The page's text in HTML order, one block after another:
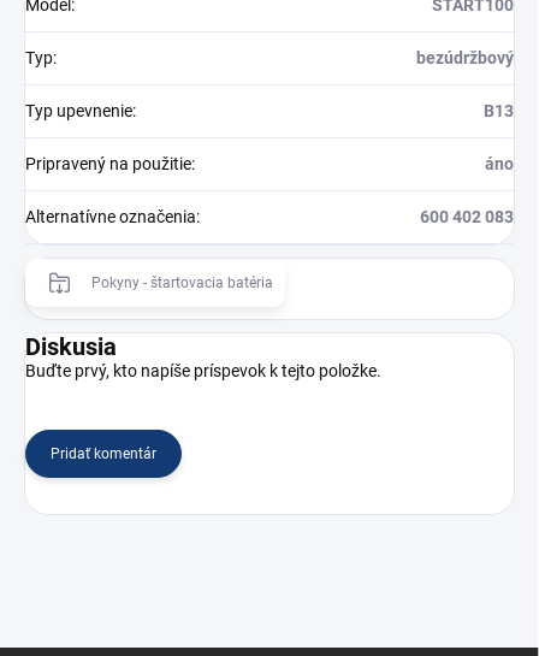
Model: START100
Typ: bezúdržbový
Typ upevnenie: B13
Pripravený na použitie: áno
Alternatívne označenia: 600 402 083
Pokyny - štartovacia batéria
Diskusia
Buďte prvý, kto napíše príspevok k tejto položke.
Pridať komentár